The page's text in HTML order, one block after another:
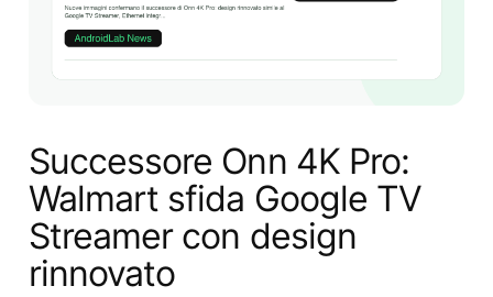
Successore Onn 4K Pro:
Walmart sfida Google TV
Streamer con design
rinnovato